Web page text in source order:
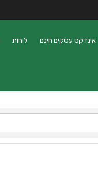
אינדקס עסקים חינם לוחות